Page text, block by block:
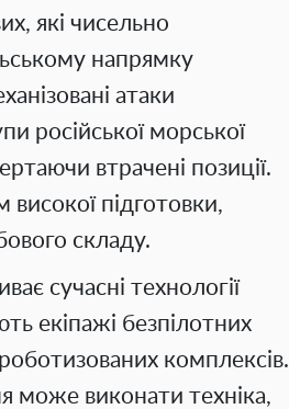
які чисельно
напрямку
атаки
російської морської
втрачені позиції.
підготовки,
складу.
сучасні технології
екіпажі безпілотних
комплексів.
може виконати техніка,